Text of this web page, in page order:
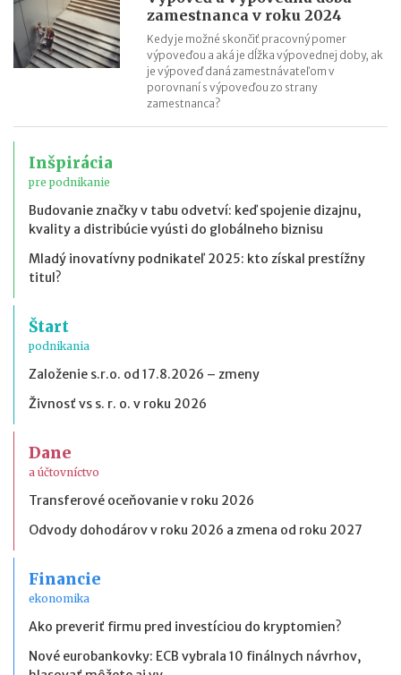
zamestnanca v roku 2024
Kedy je možné skončiť pracovný pomer
výpoveďou a aká je dĺžka výpovednej doby, ak
je výpoveď daná zamestnávateľom v
porovnaní s výpoveďou zo strany
zamestnanca?
Inšpirácia
pre podnikanie
Budovanie značky v tabu odvetví: keď spojenie dizajnu,
kvality a distribúcie vyústi do globálneho biznisu
Mladý inovatívny podnikateľ 2025: kto získal prestížny
titul?
Štart
podnikania
Založenie s.r.o. od 17.8.2026 – zmeny
Živnosť vs s. r. o. v roku 2026
Dane
a účtovníctvo
Transferové oceňovanie v roku 2026
Odvody dohodárov v roku 2026 a zmena od roku 2027
Financie
ekonomika
Ako preveriť firmu pred investíciou do kryptomien?
Nové eurobankovky: ECB vybrala 10 finálnych návrhov,